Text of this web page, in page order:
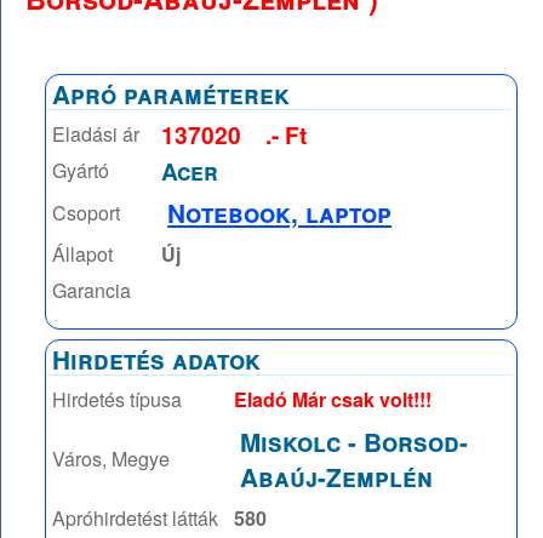
Apró paraméterek
Eladási ár 137020 .- Ft
Gyártó Acer
Csoport Notebook, laptop
Állapot
Új
Garancia
Hirdetés adatok
Hirdetés típusa Eladó Már csak volt!!!
Város, Megye Miskolc- Borsod-
Abaúj-Zemplén
Apróhirdetést látták 580